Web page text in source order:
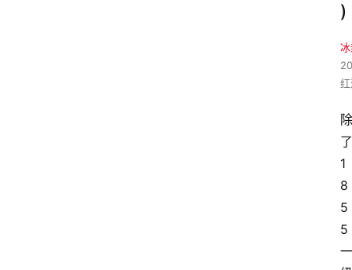
)
除
了
1
8
5
5
一